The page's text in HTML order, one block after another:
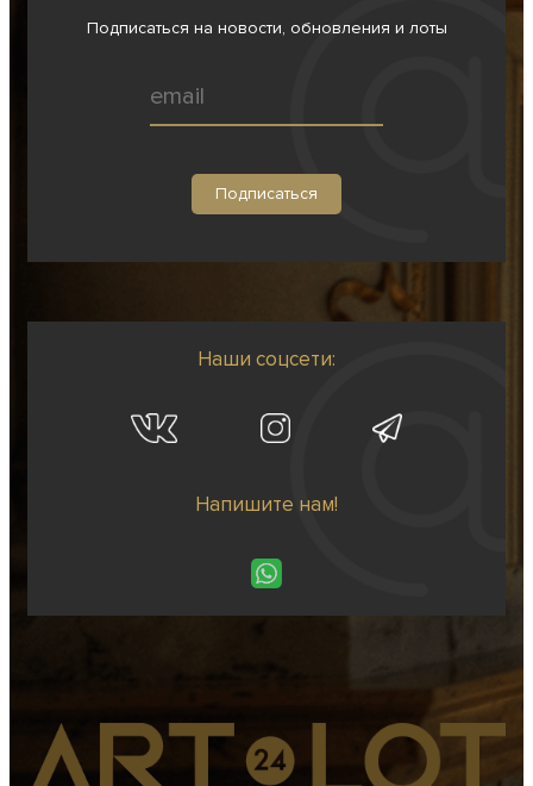
Подписаться на новости, обновления и лоты
Наши соцсети:
Напишите нам!